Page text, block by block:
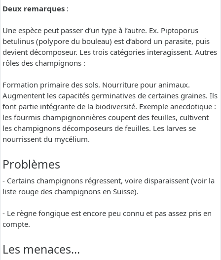
Deux remarques :
Une espèce peut passer d’un type à l’autre. Ex. Piptoporus
betulinus (polypore du bouleau) est d’abord un parasite, puis
devient décomposeur. Les trois catégories interagissent. Autres
rôles des champignons :
Formation primaire des sols. Nourriture pour animaux.
Augmentent les capacités germinatives de certaines graines. Ils
font partie intégrante de la biodiversité. Exemple anecdotique :
les fourmis champignonnières coupent des feuilles, cultivent
les champignons décomposeurs de feuilles. Les larves se
nourrissent du mycélium.
Problèmes
- Certains champignons régressent, voire disparaissent (voir la
liste rouge des champignons en Suisse).
- Le règne fongique est encore peu connu et pas assez pris en
compte.
Les menaces…